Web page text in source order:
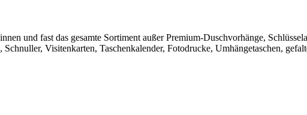
und fast das gesamte Sortiment außer Premium-Duschvorhänge,
Visitenkarten, Taschenkalender, Fotodrucke, Umhängetaschen,